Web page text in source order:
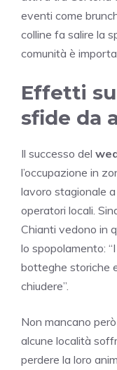
eventi come
colline fa salire la
comunità è
Effetti
sfide da
Il successo del
l’occupazione in
lavoro stagionale
operatori locali.
Chianti vedono in
lo spopolamento:
botteghe storiche
chiudere”.
Non mancano
alcune località
perdere la loro